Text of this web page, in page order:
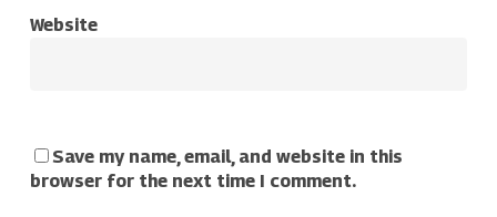
Website
Save my name, email, and website in this
browser for the next time I comment.